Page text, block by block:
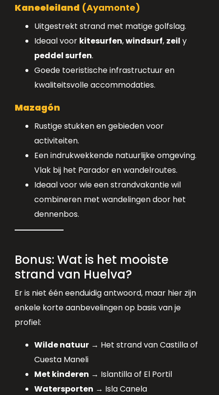
Kaneeleiland (Ayamonte)
Uitgestrekt strand met matige golfslag.
Ideaal voor kitesurfen,windsurf, zeil y
peddel surfen.
Goede toeristische infrastructuur en
kwaliteitsvolle accommodaties.
Mazagón
Rustige stukken en gebieden voor
activiteiten.
Een indrukwekkende natuurlijke omgeving.
Vlak bij het Parador en wandelroutes.
Ideaal voor wie een strandvakantie wil
combineren met wandelingen door het
dennenbos.
Bonus: Wat is het mooiste
strand van Huelva?
Er is niet één eenduidig antwoord, maar hier zijn
enkele korte aanbevelingen op basis van je
profiel:
Wilde natuur → Het strand van Castilla of
Cuesta Maneli
Met kinderen → Islantilla of El Portil
Watersporten → Isla Canela